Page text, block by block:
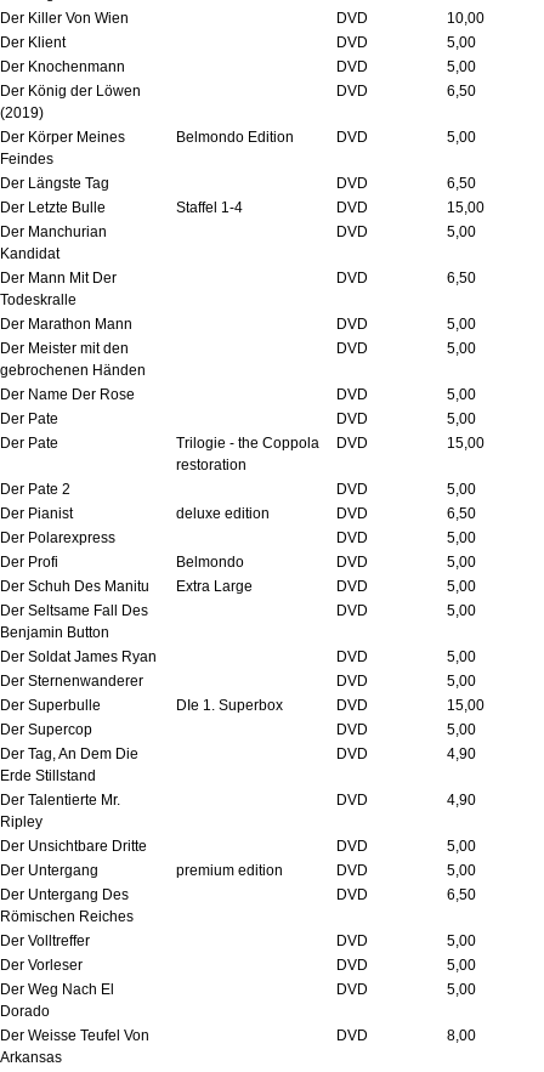
Der Killer Von Wien
DVD
10,00
Der Klient
DVD
5,00
Der Knochenmann
DVD
5,00
Der König der Löwen
(2019)
DVD 6,50
Der Körper Meines
Feindes
Belmondo Edition DVD 5,00
Der Längste Tag DVD
6,50
Der Letzte Bulle
Staffel 1-4 DVD
15,00
Der Manchurian
Kandidat
DVD 5,00
Der Mann Mit Der
Todeskralle
DVD 6,50
Der Marathon Mann DVD
5,00
Der Meister mit den
gebrochenen Händen
DVD 5,00
Der Name Der Rose DVD
5,00
Der Pate
DVD
5,00
Der Pate
Trilogie - the Coppola
restoration
DVD 15,00
Der Pate 2 DVD
5,00
Der Pianist
deluxe edition DVD
6,50
Der Polarexpress
DVD
5,00
Der Profi
Belmondo DVD
5,00
Der Schuh Des Manitu
Extra Large DVD
5,00
Der Seltsame Fall Des
Benjamin Button
DVD 5,00
Der Soldat James Ryan DVD
5,00
Der Sternenwanderer
DVD
5,00
Der Superbulle
DIe 1. Superbox DVD
15,00
Der Supercop
DVD
5,00
Der Tag, An Dem Die
Erde Stillstand
DVD 4,90
Der Talentierte Mr.
Ripley
DVD 4,90
Der Unsichtbare Dritte DVD
5,00
Der Untergang
premium edition DVD
5,00
Der Untergang Des
Römischen Reiches
DVD 6,50
Der Volltreffer DVD
5,00
Der Vorleser
DVD
5,00
Der Weg Nach El
Dorado
DVD 5,00
Der Weisse Teufel Von
Arkansas
DVD 8,00